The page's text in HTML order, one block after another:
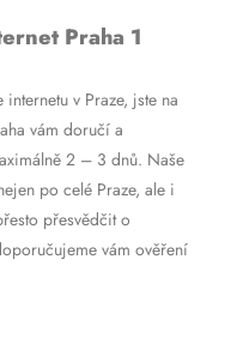
Praha 1
v Praze, jste na
vám doručí a
2 – 3 dnů. Naše
po celé Praze, ale i
přesvědčit o
vám ověření